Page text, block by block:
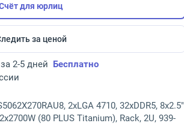
для юрлиц
за ценой
2-5 дней Бесплатно
2xLGA 4710, 32хDDR5, 8x2.5"
(80 PLUS Titanium), Rack, 2U, 939-